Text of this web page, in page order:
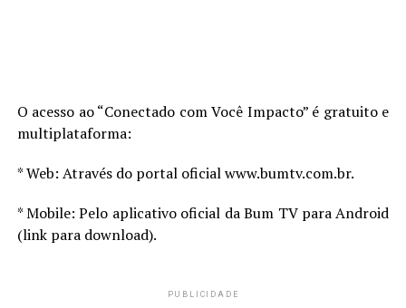
O acesso ao “Conectado com Você Impacto” é gratuito e
multiplataforma:
* Web: Através do portal oficial www.bumtv.com.br.
* Mobile: Pelo aplicativo oficial da Bum TV para Android
(link para download).
PUBLICIDADE